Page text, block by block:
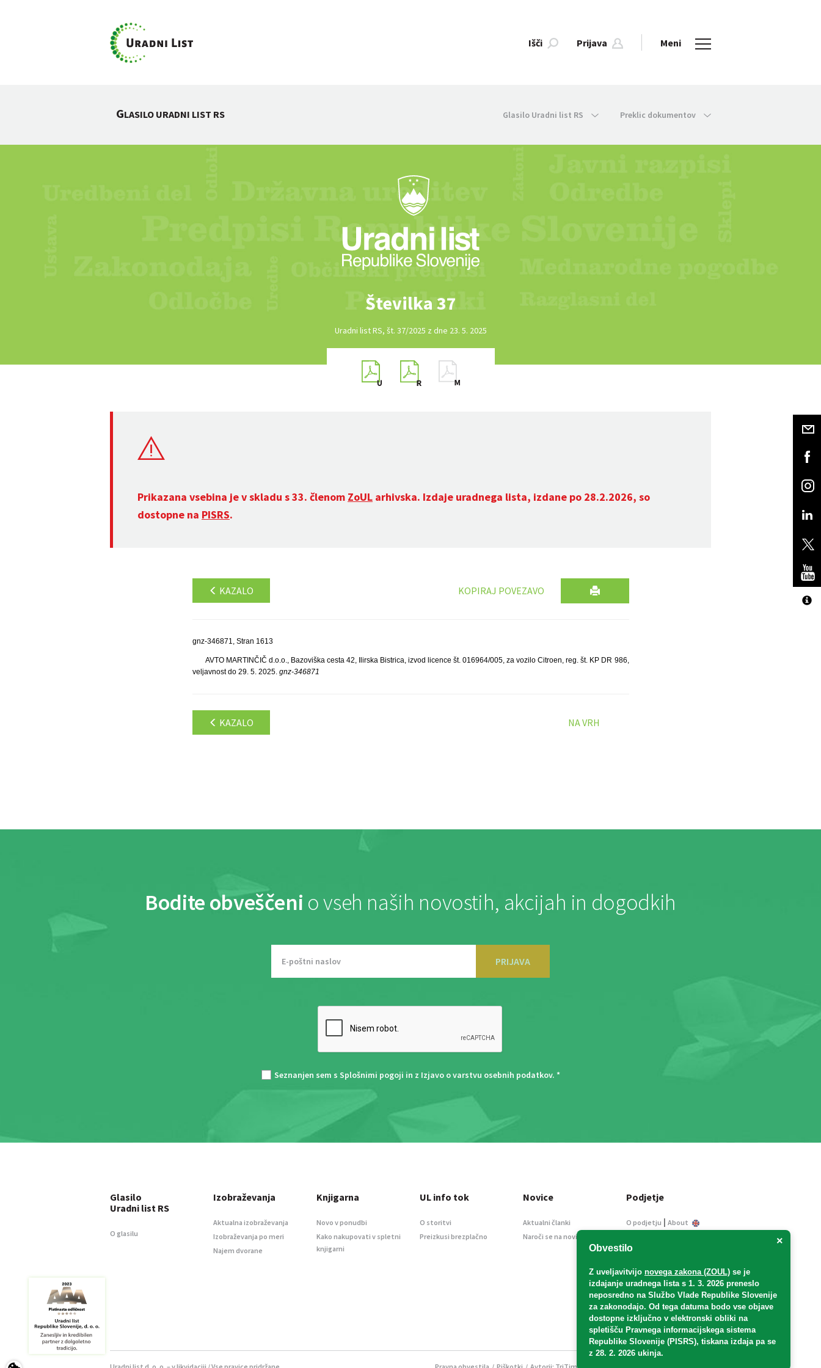
Išči Prijava Meni
GLASILO URADNI LIST RS Glasilo Uradni list RS Preklic dokumentov
Številka 37
Uradni list RS, št. 37/2025 z dne 23. 5. 2025
Prikazana vsebina je v skladu s 33. členom ZoUL arhivska. Izdaje uradnega lista, izdane po 28.2.2026, so
dostopne na PISRS.
KAZALO KOPIRAJ POVEZAVO
gnz-346871, Stran 1613
AVTO MARTINČIČ d.o.o., Bazoviška cesta 42, Ilirska Bistrica, izvod licence št. 016964/005, za vozilo Citroen, reg. št. KP DR 986,
veljavnost do 29. 5. 2025. gnz-346871
KAZALO NA VRH
Bodite obveščeni o vseh naših novostih, akcijah in dogodkih
PRIJAVA
Seznanjen sem s Splošnimi pogoji in z Izjavo o varstvu osebnih podatkov. *
×
Obvestilo
Z uveljavitvijo novega zakona (ZOUL) se je
izdajanje uradnega lista s 1. 3. 2026 preneslo
neposredno na Službo Vlade Republike Slovenije
za zakonodajo. Od tega datuma bodo vse objave
dostopne izključno v elektronski obliki na
spletišču Pravnega informacijskega sistema
Republike Slovenije (PISRS), tiskana izdaja pa se
z 28. 2. 2026 ukinja.
Glasilo
Uradni list RS
O glasilu
Izobraževanja
Aktualna izobraževanja
Izobraževanja po meri
Najem dvorane
Knjigarna
Novo v ponudbi
Kako nakupovati v spletni
knjigarni
UL info tok
O storitvi
Preizkusi brezplačno
Novice
Aktualni članki
Naroči se na novice
Podjetje
O podjetju | About
Informacije javnega
Oglaševanje
Splošni pogoji
Izjava o varstvu osebnih
podatkov
E-dražbe